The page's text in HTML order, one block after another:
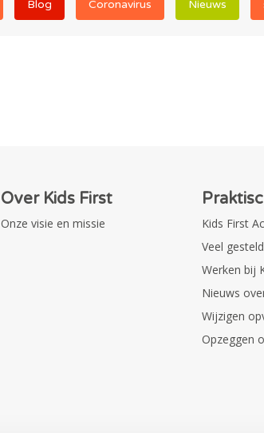
Blog Coronavirus Nieuws
Over Kids First
Onze visie en missie
Kids First
Veel
Werken bij
Nieuws
Wijzigen
Opzeggen